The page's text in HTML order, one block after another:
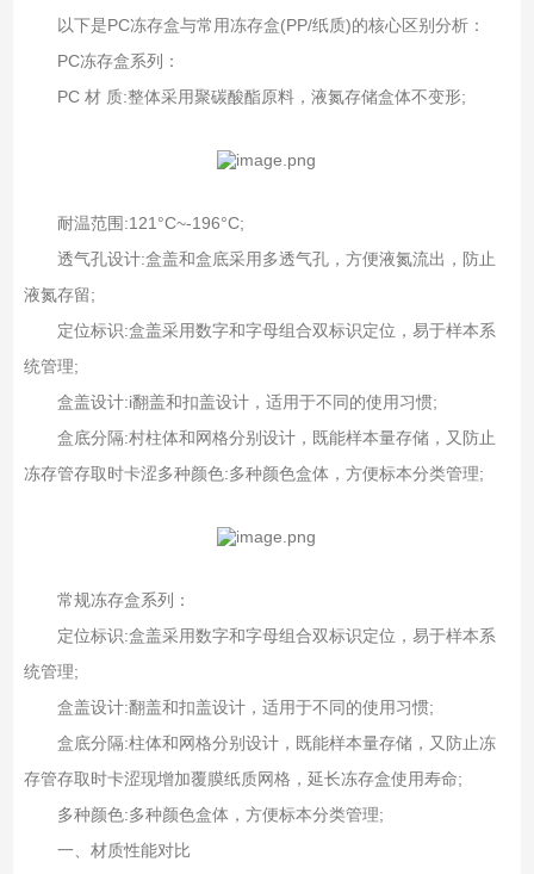
以下是PC冻存盒与常用冻存盒(PP/纸质)的核心区别分析：
PC冻存盒系列：
PC 材 质:整体采用聚碳酸酯原料，液氮存储盒体不变形;
耐温范围:121°C~-196°C;
透气孔设计:盒盖和盒底采用多透气孔，方便液氮流出，防止
液氮存留;
定位标识:盒盖采用数字和字母组合双标识定位，易于样本系
统管理;
盒盖设计:i翻盖和扣盖设计，适用于不同的使用习惯;
盒底分隔:村柱体和网格分别设计，既能样本量存储，又防止
冻存管存取时卡涩多种颜色:多种颜色盒体，方便标本分类管理;
常规冻存盒系列：
定位标识:盒盖采用数字和字母组合双标识定位，易于样本系
统管理;
盒盖设计:翻盖和扣盖设计，适用于不同的使用习惯;
盒底分隔:柱体和网格分别设计，既能样本量存储，又防止冻
存管存取时卡涩现增加覆膜纸质网格，延长冻存盒使用寿命;
多种颜色:多种颜色盒体，方便标本分类管理;
一、材质性能对比